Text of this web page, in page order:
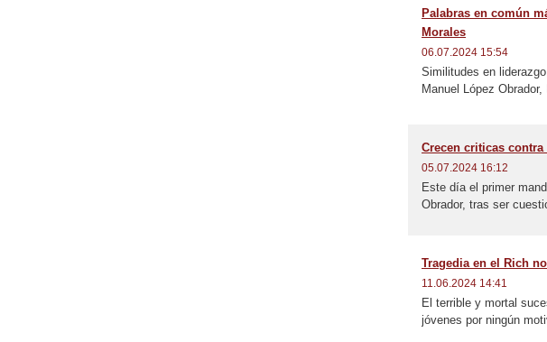
Palabras en común
Morales
06.07.2024 15:54
Similitudes en
Manuel López Obrador,
Crecen criticas
05.07.2024 16:12
Este día el primer
Obrador, tras ser
Tragedia en el Rich
11.06.2024 14:41
El terrible y mortal
jóvenes por ningún